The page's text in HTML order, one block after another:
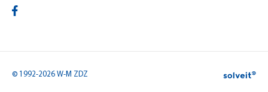
© 1992-2026 W-M ZDZ